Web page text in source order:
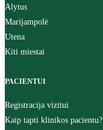
Alytus
Marijampolė
Utena
Kiti miestai
PACIENTUI
Registracija vizitui
Kaip tapti klinikos pacientu?